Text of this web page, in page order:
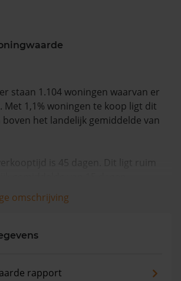
4200
- 08:00 -18:00
staan 1.104 woningen waarvan er
Met 1,1% woningen te koop ligt dit
het landelijk gemiddelde van
is 45 dagen. Dit ligt ruim
is €293.200. De gemiddelde
met 5,7% gestegen.
omschrijving
rapport